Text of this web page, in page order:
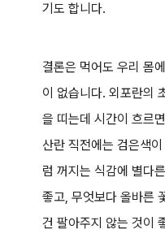
기도 합니다.
결론은 먹어도 우리 몸
이 없습니다. 외포란의
을 띠는데 시간이 흐르
산란 직전에는 검은색
럼 꺼지는 식감에 별다
좋고, 무엇보다 올바른
건 팔아주지 않는 것이